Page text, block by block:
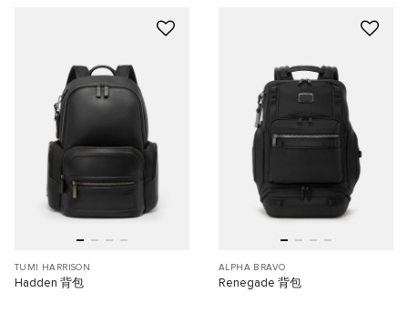
TUMI HARRISON
Hadden 背包
ALPHA BRAVO
Renegade 背包